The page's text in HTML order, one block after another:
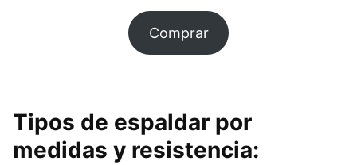
Comprar
Tipos de espaldar por
medidas y resistencia: